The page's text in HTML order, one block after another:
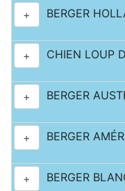
+ BERGER
+ CHIEN LOUP
+ BERGER
+ BERGER
+ BERGER